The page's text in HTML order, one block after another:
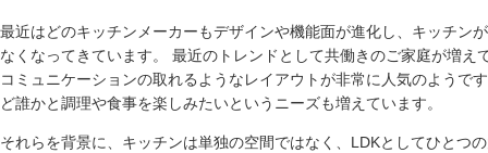
最近はどのキッチンメーカーもデザインや機能面が進化し、キッチン
なくなってきています。 最近のトレンドとして共働きのご家庭が増え
コミュニケーションの取れるようなレイアウトが非常に人気のようで
ど誰かと調理や食事を楽しみたいというニーズも増えています。
それらを背景に、キッチンは単独の空間ではなく、LDKとしてひとつ